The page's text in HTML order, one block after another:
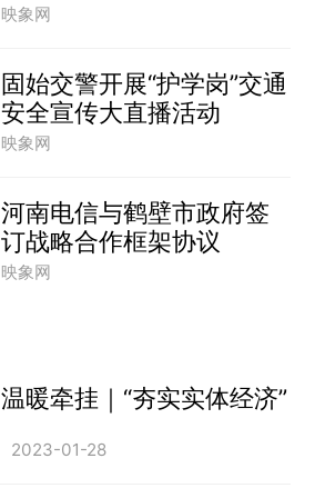
映象网
固始交警开展“护学岗”交通
安全宣传大直播活动
映象网
河南电信与鹤壁市政府签
订战略合作框架协议
映象网
温暖牵挂｜“夯实实体经济”
2023-01-28